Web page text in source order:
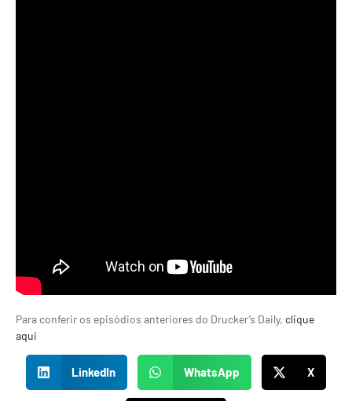
Para conferir os episódios anteriores do Drucker’s Daily, clique
aqui
LinkedIn WhatsApp X